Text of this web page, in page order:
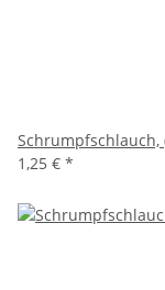
Schrumpfschlauch,
1,25 € *